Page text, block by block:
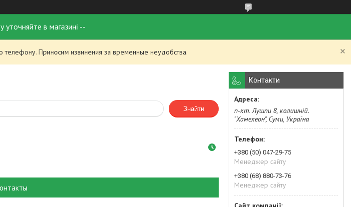
уточняйте в магазині --
телефону. Приносим извинения за временные неудобства.
Знайти
Контакти
п-кт. Лушпи 8, колишній.
"Хамелеон", Суми, Україна
+380 (50) 047-29-75
Менеджер сайту
+380 (68) 880-73-76
Менеджер сайту